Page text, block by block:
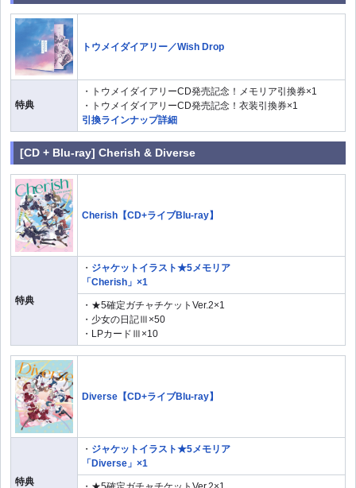
トウメイダイアリー／Wish Drop
特典
・トウメイダイアリーCD発売記念！メモリア引換券×1
・トウメイダイアリーCD発売記念！衣装引換券×1
引換ラインナップ詳細
[CD + Blu-ray] Cherish & Diverse
Cherish【CD+ライブBlu-ray】
特典
・ ジャケットイラスト★5メモリア
「Cherish」×1
・★5確定ガチャチケットVer.2×1
・少女の日記Ⅲ×50
・LPカードⅢ×10
Diverse【CD+ライブBlu-ray】
特典
・ ジャケットイラスト★5メモリア
「Diverse」×1